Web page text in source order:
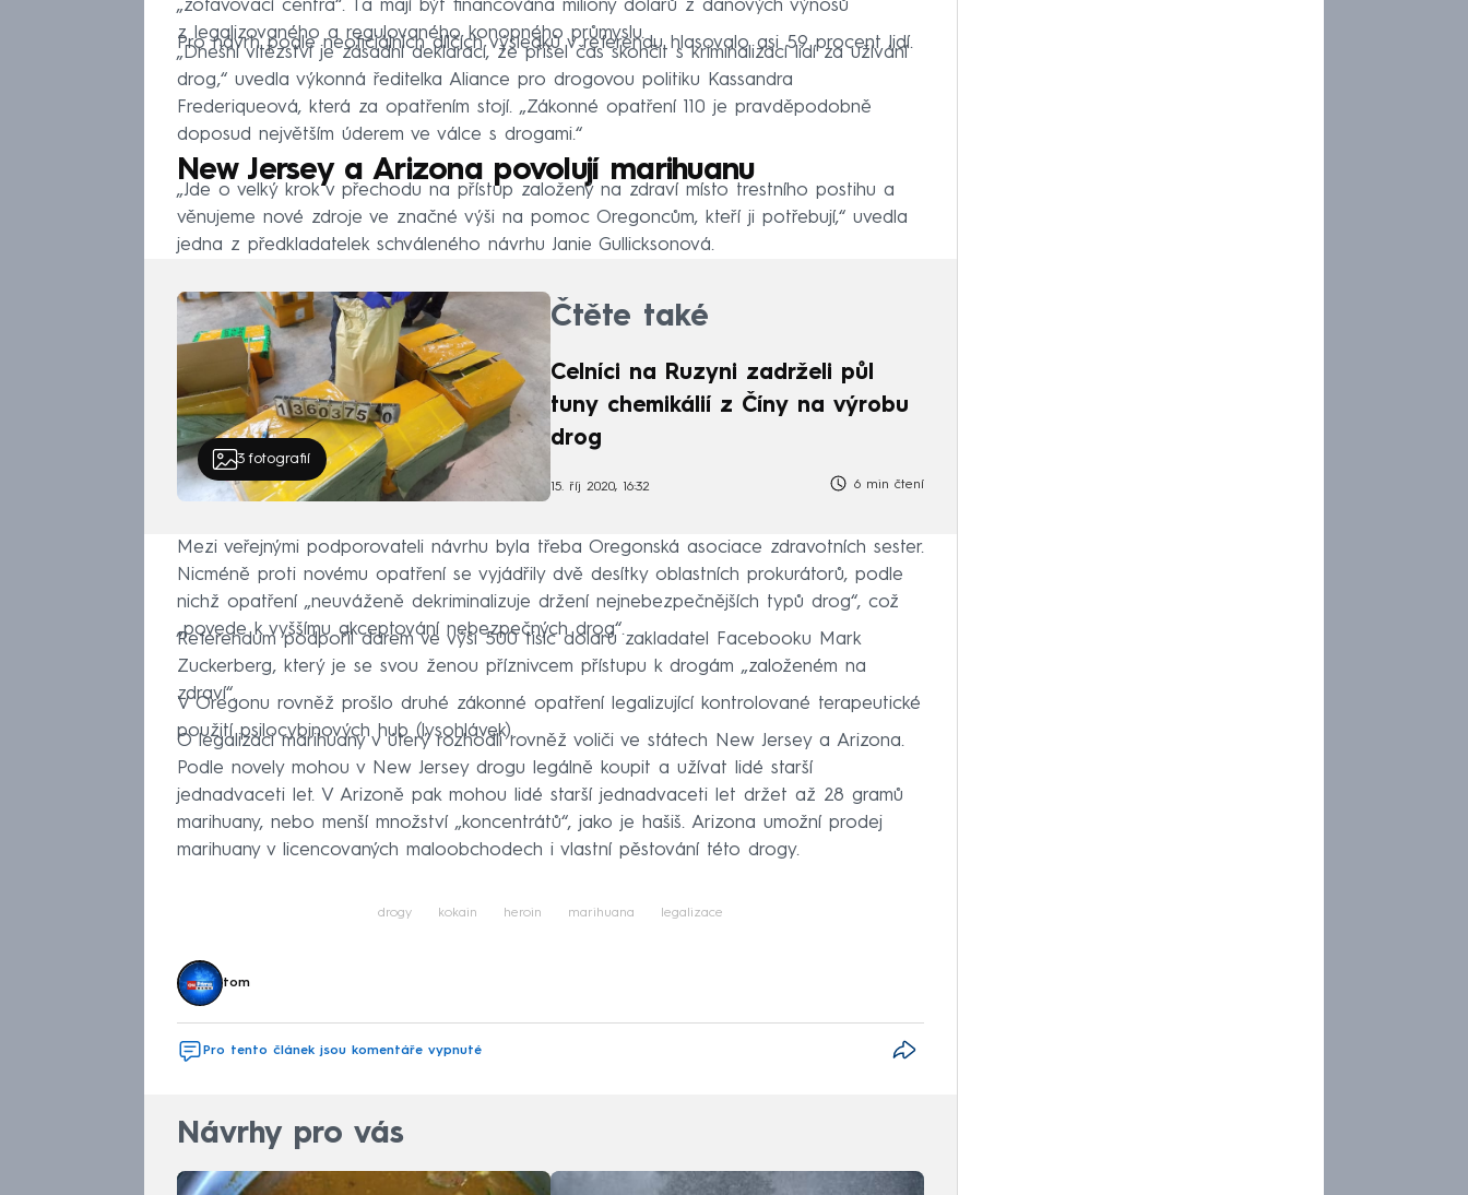
„zotavovací centra“. Ta mají být financována miliony dolarů z daňových výnosů
z legalizovaného a regulovaného konopného průmyslu.
Pro návrh podle neoficiálních dílčích výsledků v referendu hlasovalo asi 59 procent lidí.
„Dnešní vítězství je zásadní deklarací, že přišel čas skončit s kriminalizací lidí za užívání
drog,“ uvedla výkonná ředitelka Aliance pro drogovou politiku Kassandra
Frederiqueová, která za opatřením stojí. „Zákonné opatření 110 je pravděpodobně
doposud největším úderem ve válce s drogami.“
New Jersey a Arizona povolují marihuanu
„Jde o velký krok v přechodu na přístup založený na zdraví místo trestního postihu a
věnujeme nové zdroje ve značné výši na pomoc Oregoncům, kteří ji potřebují,“ uvedla
jedna z předkladatelek schváleného návrhu Janie Gullicksonová.
3 fotografií
Čtěte také
Celníci na Ruzyni zadrželi půl
tuny chemikálií z Číny na výrobu
drog
15. říj 2020, 16:32 6 min čtení
Mezi veřejnými podporovateli návrhu byla třeba Oregonská asociace zdravotních sester.
Nicméně proti novému opatření se vyjádřily dvě desítky oblastních prokurátorů, podle
nichž opatření „neuváženě dekriminalizuje držení nejnebezpečnějších typů drog“, což
„povede k vyššímu akceptování nebezpečných drog“.
Referendum podpořil darem ve výši 500 tisíc dolarů zakladatel Facebooku Mark
Zuckerberg, který je se svou ženou příznivcem přístupu k drogám „založeném na
zdraví“.
V Oregonu rovněž prošlo druhé zákonné opatření legalizující kontrolované terapeutické
použití psilocybinových hub (lysohlávek).
O legalizaci marihuany v úterý rozhodli rovněž voliči ve státech New Jersey a Arizona.
Podle novely mohou v New Jersey drogu legálně koupit a užívat lidé starší
jednadvaceti let. V Arizoně pak mohou lidé starší jednadvaceti let držet až 28 gramů
marihuany, nebo menší množství „koncentrátů“, jako je hašiš. Arizona umožní prodej
marihuany v licencovaných maloobchodech i vlastní pěstování této drogy.
drogy kokain heroin marihuana legalizace
tom
Pro tento článek jsou komentáře vypnuté
Návrhy pro vás